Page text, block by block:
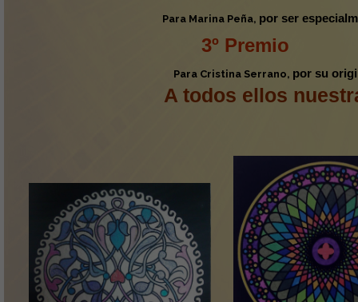
Para Marina Peña, por ser
3º Premio
Para Cristina Serrano, por su
A todos ellos